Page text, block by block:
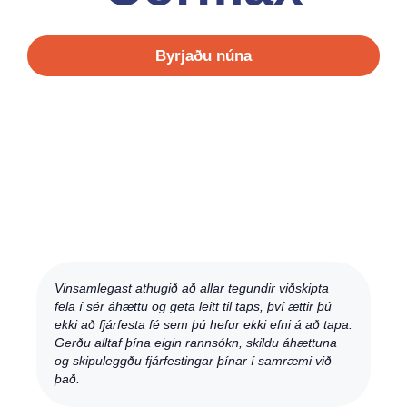
Byrjaðu núna
Vinsamlegast athugið að allar tegundir viðskipta
fela í sér áhættu og geta leitt til taps, því ættir þú
ekki að fjárfesta fé sem þú hefur ekki efni á að tapa.
Gerðu alltaf þína eigin rannsókn, skildu áhættuna
og skipuleggðu fjárfestingar þínar í samræmi við
það.